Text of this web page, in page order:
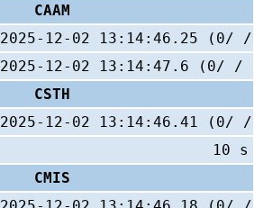
CAAM
2025-12-02 13:14:46.25 (0/
2025-12-02 13:14:47.6 (0/ /
CSTH
2025-12-02 13:14:46.41 (0/
10 s
CMIS